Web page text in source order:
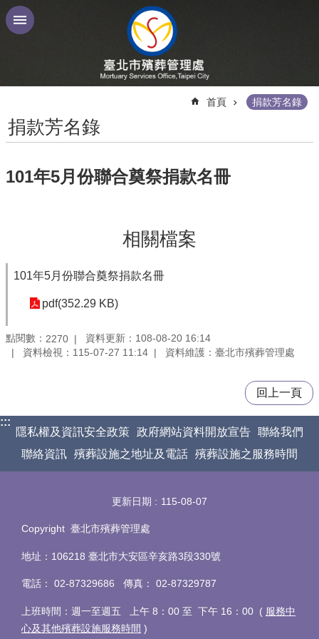
跳到主要內容區塊
首頁 捐款芳名錄
捐款芳名錄
101年5月份聯合奠祭捐款名冊
相關檔案
101年5月份聯合奠祭捐款名冊
pdf(352.29 KB)
點閱數： 2270
資料更新：108-08-20 16:14
資料檢視：115-07-27 11:14
資料維護：臺北市殯葬管理處
回上一頁
:::
隱私權及資訊安全政策 政府網站資料開放宣告 聯絡我們
聯絡資訊 殯葬設施之地址及電話 殯葬設施之服務時間
更新日期 115-08-07
Copyright 臺北市殯葬管理處
地址：106218 臺北市大安區辛亥路3段330號
電話 ： 02-87329686 傳真 ： 02-87329787
上班時間：週一至週五 上午 8：00 至 下午 16：00 ( 服務中
心及其他殯葬設施服務時間 )